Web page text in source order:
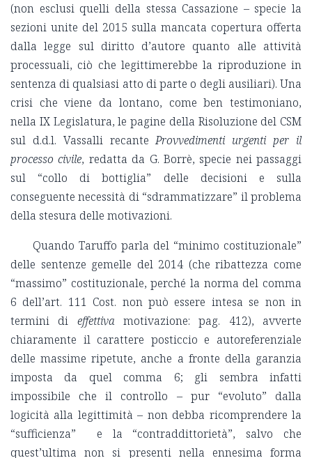
(non esclusi quelli della stessa Cassazione – specie la
sezioni unite del 2015 sulla mancata copertura offerta
dalla legge sul diritto d’autore quanto alle attività
processuali, ciò che legittimerebbe la riproduzione in
sentenza di qualsiasi atto di parte o degli ausiliari). Una
crisi che viene da lontano, come ben testimoniano,
nella IX Legislatura, le pagine della Risoluzione del CSM
sul d.d.l. Vassalli recanteProvvedimenti urgenti per il
processo civile, redatta da G. Borrè, specie nei passaggi
sul “collo di bottiglia” delle decisioni e sulla
conseguente necessità di “sdrammatizzare” il problema
della stesura delle motivazioni.
Quando Taruffo parla del “minimo costituzionale”
delle sentenze gemelle del 2014 (che ribattezza come
“massimo” costituzionale, perché la norma del comma
6 dell’art. 111 Cost. non può essere intesa se non in
termini di effettivamotivazione: pag. 412), avverte
chiaramente il carattere posticcio e autoreferenziale
delle massime ripetute, anche a fronte della garanzia
imposta da quel comma 6; gli sembra infatti
impossibile che il controllo – pur “evoluto” dalla
logicità alla legittimità – non debba ricomprendere la
“sufficienza” e la “contraddittorietà”, salvo che
quest’ultima non si presenti nella ennesima forma